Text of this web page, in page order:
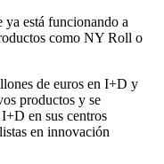
ya está funcionando a
como NY Roll o
de euros en I+D y
productos y se
en sus centros
en innovación